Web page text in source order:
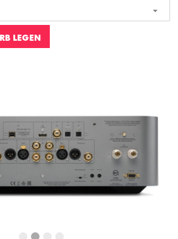
LEGEN